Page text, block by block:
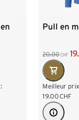
Pull en
20.00 CHF
Meilleur
19.00CHF